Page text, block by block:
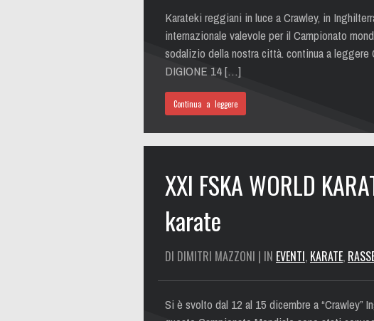
Karateki reggiani in luce a Crawley, in
internazionale valevole per il Campionato
sodalizio della nostra città. continua a
DIGIONE 14 […]
Continua a leggere
XXI FSKA WORLD
karate
DI DIMITRI MAZZONI | IN EVENTI, KARATE,
Si è svolto dal 12 al 15 dicembre a “Crawley”